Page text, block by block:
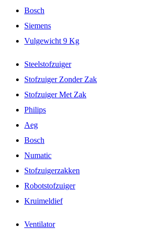
Bosch
Siemens
Vulgewicht 9 Kg
Steelstofzuiger
Stofzuiger Zonder Zak
Stofzuiger Met Zak
Philips
Aeg
Bosch
Numatic
Stofzuigerzakken
Robotstofzuiger
Kruimeldief
Ventilator